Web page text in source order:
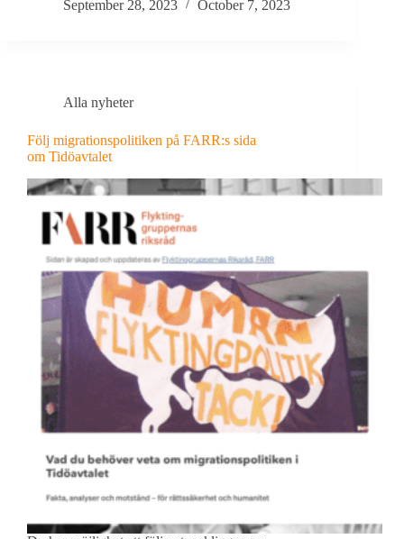
September 28, 2023 October 7, 2023
Alla nyheter
Följ migrationspolitiken på FARR:s sida
om Tidöavtalet